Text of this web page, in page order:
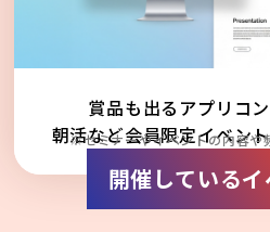
賞品も出るアプリコ
朝活など会員限定イベン
※セミナーやイベントの内容や
開催している